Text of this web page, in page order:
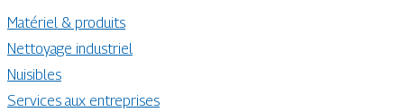
Matériel & produits
Nettoyage industriel
Nuisibles
Services aux entreprises